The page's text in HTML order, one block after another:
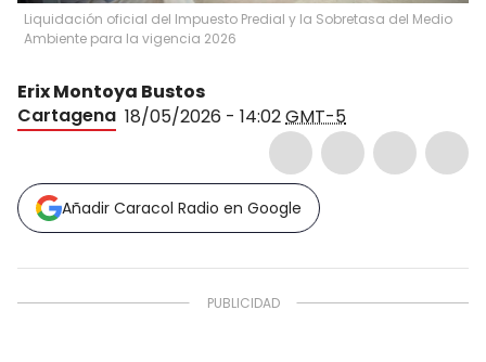
Liquidación oficial del Impuesto Predial y la Sobretasa del Medio
Ambiente para la vigencia 2026
Erix Montoya Bustos
Cartagena 18/05/2026 - 14:02GMT-5
Añadir Caracol Radio en Google